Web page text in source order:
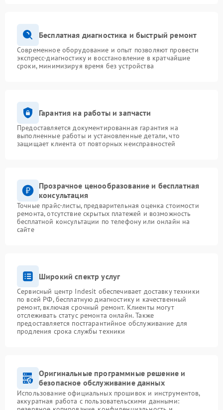
Бесплатная диагностика и быстрый ремонт
Современное оборудование и опыт позволяют провести
экспресс-диагностику и восстановление в кратчайшие
сроки, минимизируя время без устройства
Гарантия на работы и запчасти
Предоставляется документированная гарантия на
выполненные работы и установленные детали, что
защищает клиента от повторных неисправностей
Прозрачное ценообразование и бесплатная
консультация
Точные прайс-листы, предварительная оценка стоимости
ремонта, отсутствие скрытых платежей и возможность
бесплатной консультации по телефону или онлайн на
сайте
Широкий спектр услуг
Сервисный центр Indesit обеспечивает доставку техники
по всей РФ, бесплатную диагностику и качественный
ремонт, включая срочный ремонт. Клиенты могут
отслеживать статус ремонта онлайн. Также
предоставляется постгарантийное обслуживание для
продления срока службы техники
Оригинальные программные решение и
безопасное обслуживание данных
Использование официальных прошивок и инструментов,
аккуратная работа с пользовательскими данными: